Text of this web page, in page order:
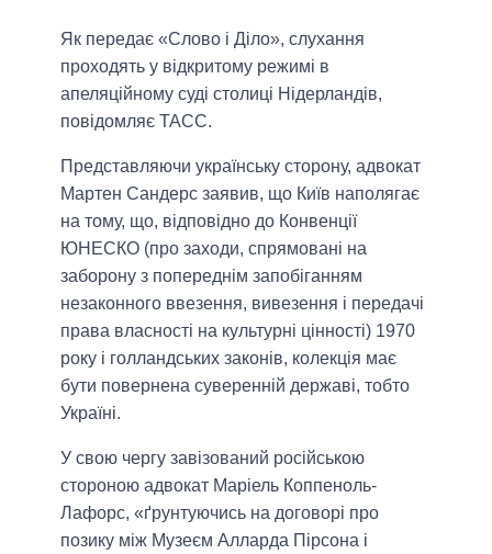
Як передає «Слово і Діло», слухання
проходять у відкритому режимі в
апеляційному суді столиці Нідерландів,
повідомляє ТАСС.
Представляючи українську сторону, адвокат
Мартен Сандерс заявив, що Київ наполягає
на тому, що, відповідно до Конвенції
ЮНЕСКО (про заходи, спрямовані на
заборону з попереднім запобіганням
незаконного ввезення, вивезення і передачі
права власності на культурні цінності) 1970
року і голландських законів, колекція має
бути повернена суверенній державі, тобто
Україні.
У свою чергу завізований російською
стороною адвокат Маріель Коппеноль-
Лафорс, «ґрунтуючись на договорі про
позику між Музеєм Алларда Пірсона і